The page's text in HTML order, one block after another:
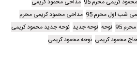
شب اول محرم 95
مداحی محمود کریمی محرم
95
نوحه نوحه جدید نوحه جدید محمود کریمی
محمود کریمی نوحه محمود کریمی